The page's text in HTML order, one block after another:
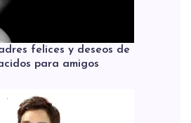
felices y deseos de
para amigos